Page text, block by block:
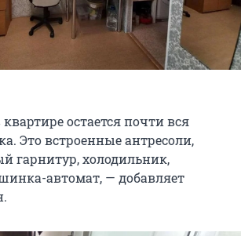
остается почти вся
Это встроенные антресоли,
гарнитур, холодильник,
автомат, — добавляет